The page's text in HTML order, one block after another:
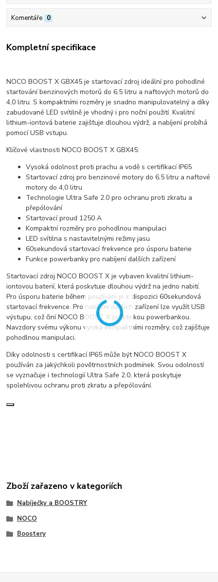
Komentáře 0
Kompletní specifikace
NOCO BOOST X GBX45 je startovací zdroj ideální pro pohodlné
startování benzinových motorů do 6,5 litru a naftových motorů do
4,0 litru. S kompaktními rozměry je snadno manipulovatelný a díky
zabudované LED svítilně je vhodný i pro noční použití. Kvalitní
lithium-iontová baterie zajišťuje dlouhou výdrž, a nabíjení probíhá
pomocí USB vstupu.
Klíčové vlastnosti NOCO BOOST X GBX45:
Vysoká odolnost proti prachu a vodě s certifikací IP65
Startovací zdroj pro benzinové motory do 6,5 litru a naftové
motory do 4,0 litru
Technologie Ultra Safe 2.0 pro ochranu proti zkratu a
přepólování
Startovací proud 1250 A
Kompaktní rozměry pro pohodlnou manipulaci
LED svítilna s nastavitelnými režimy jasu
60sekundová startovací frekvence pro úsporu baterie
Funkce powerbanky pro nabíjení dalších zařízení
Startovací zdroj NOCO BOOST X je vybaven kvalitní lithium-
iontovou baterií, která poskytuje dlouhou výdrž na jedno nabití.
Pro úsporu baterie během používání je k dispozici 60sekundová
startovací frekvence. Pro nabíjení dalších zařízení lze využít USB
výstupu, což činí NOCO BOOST X praktickou powerbankou.
Navzdory svému výkonu vyniká kompaktními rozměry, což zajišťuje
pohodlnou manipulaci.
Díky odolnosti s certifikací IP65 může být NOCO BOOST X
používán za jakýchkoli povětrnostních podmínek. Svou odolností
se vyznačuje i technologií Ultra Safe 2.0, která poskytuje
spolehlivou ochranu proti zkratu a přepólování.
Zboží zařazeno v kategoriích
Nabíječky a BOOSTRY
NOCO
Boostery